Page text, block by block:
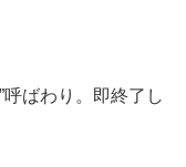
ばわり。即終了し